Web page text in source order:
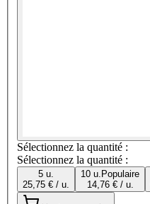
Sélectionnez la quantité :
Sélectionnez la quantité :
5 u.
25,75 € / u.
10 u. Populaire
14,76 € / u.